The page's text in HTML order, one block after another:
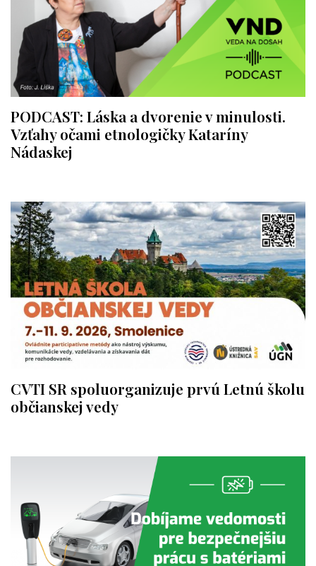
PODCAST: Láska a dvorenie v minulosti.
Vzťahy očami etnologičky Kataríny
Nádaskej
CVTI SR spoluorganizuje prvú Letnú školu
občianskej vedy